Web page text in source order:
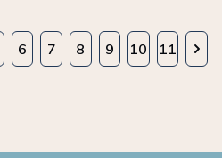
6 7 8 9 10
11